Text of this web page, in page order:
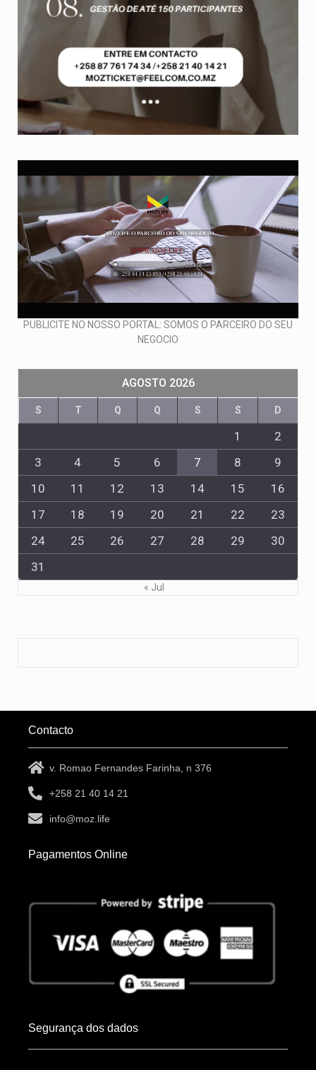
PUBLICITE NO NOSSO PORTAL: SOMOS O PARCEIRO DO SEU
NEGOCIO
AGOSTO 2026
S T Q Q S S D
1
2
3
4 5 6 7 8
9
10
11 12 13 14 15
16
17
18 19 20 21 22
23
24
25 26 27 28 29
30
31
« Jul
Contacto
v. Romao Fernandes Farinha, n 376
+258 21 40 14 21
info@moz.life
Pagamentos Online
Segurança dos dados